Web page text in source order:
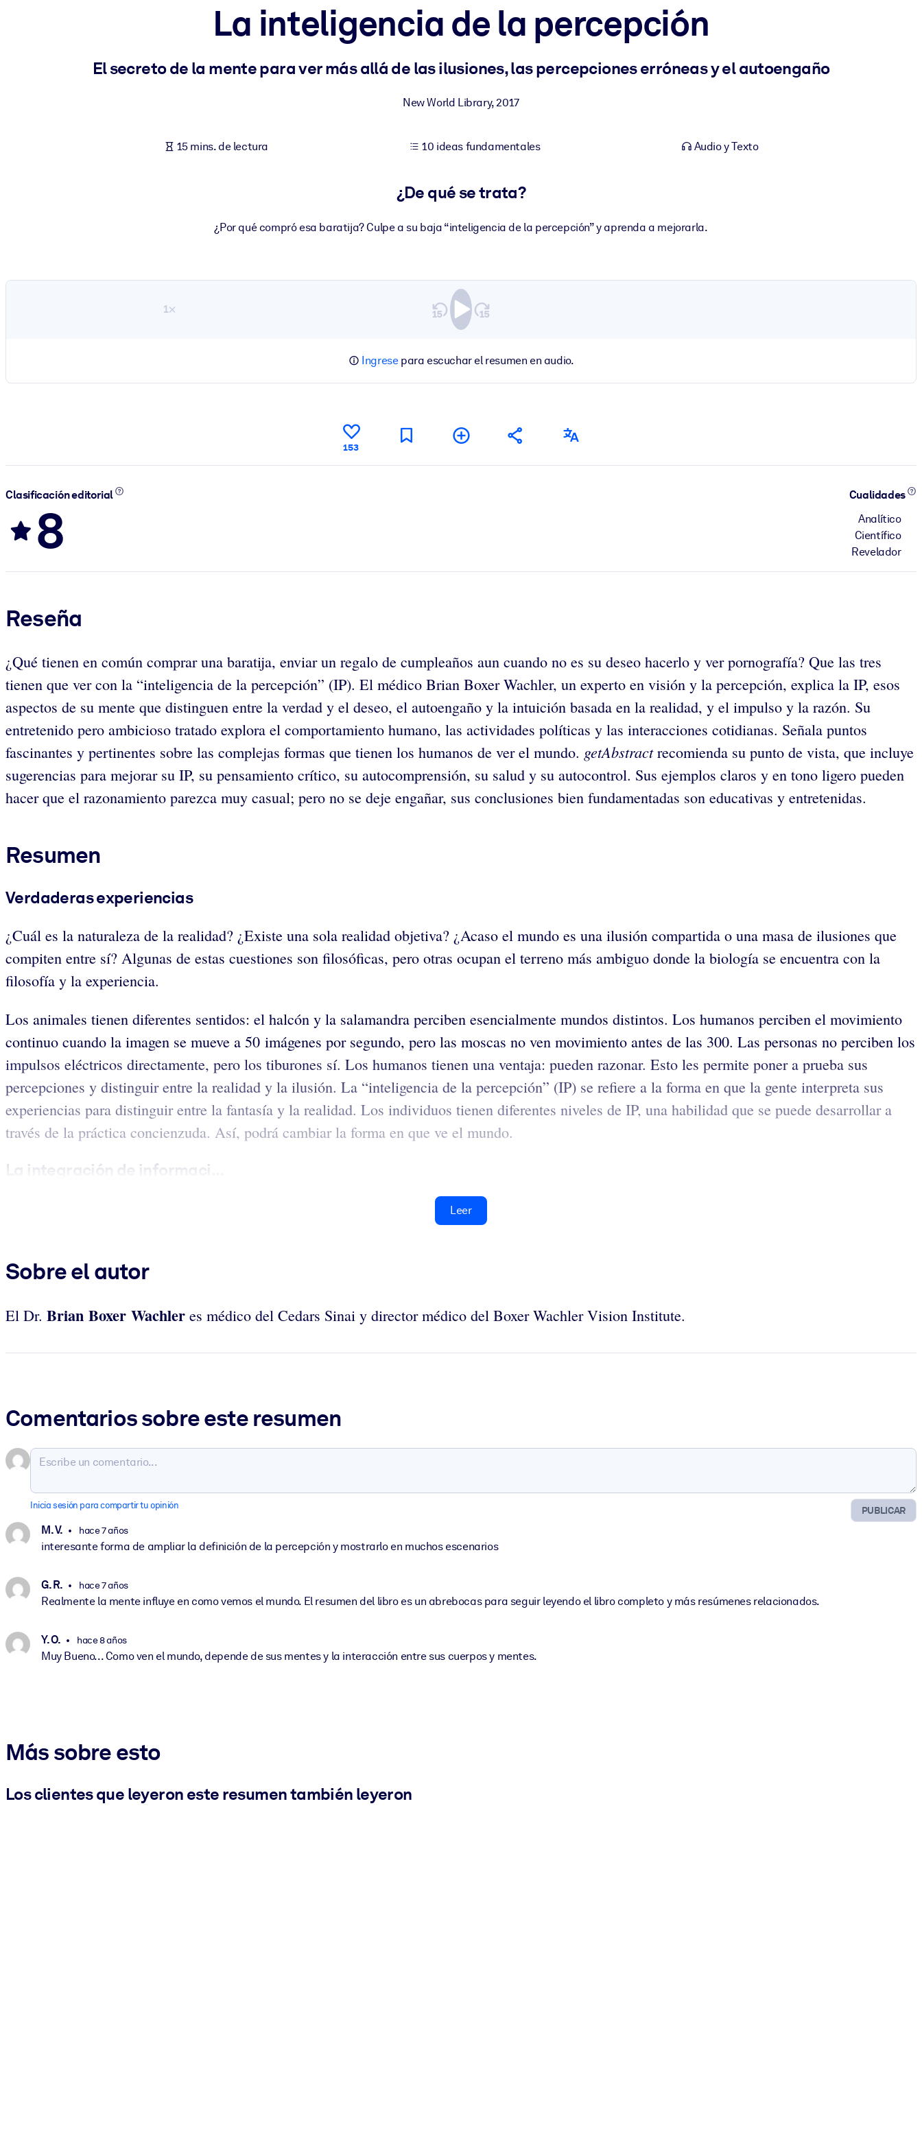
Para bibliotecas corporativas
Enriquezca su biblioteca corporativa con conocimientos empresariales confiables y listos para usar.
Alimente sus sistemas de IA con conocimientos fiables y estructurados para mejorar los resultados.
La inteligencia de la percepción
El secreto de la mente para ver más allá de las ilusiones, las percepciones erróneas y el autoengaño
New World Library,2017
15 mins. de lectura 10 ideas fundamentales Audio y Texto
¿De qué se trata?
¿Por qué compró esa baratija? Culpe a su baja “inteligencia de la percepción” y aprenda a mejorarla.
1×
Ingresepara escuchar el resumen en audio.
153
Clasificación editorial
8
Cualidades
Analítico
Científico
Revelador
Reseña
¿Qué tienen en común comprar una baratija, enviar un regalo de cumpleaños aun cuando no es su deseo hacerlo y ver pornografía? Que las tres
tienen que ver con la “inteligencia de la percepción” (IP). El médico Brian Boxer Wachler, un experto en visión y la percepción, explica la IP, esos
aspectos de su mente que distinguen entre la verdad y el deseo, el autoengaño y la intuición basada en la realidad, y el impulso y la razón. Su
entretenido pero ambicioso tratado explora el comportamiento humano, las actividades políticas y las interacciones cotidianas. Señala puntos
fascinantes y pertinentes sobre las complejas formas que tienen los humanos de ver el mundo. getAbstractrecomienda su punto de vista, que incluye
sugerencias para mejorar su IP, su pensamiento crítico, su autocomprensión, su salud y su autocontrol. Sus ejemplos claros y en tono ligero pueden
hacer que el razonamiento parezca muy casual; pero no se deje engañar, sus conclusiones bien fundamentadas son educativas y entretenidas.
Resumen
Verdaderas experiencias
¿Cuál es la naturaleza de la realidad? ¿Existe una sola realidad objetiva? ¿Acaso el mundo es una ilusión compartida o una masa de ilusiones que
compiten entre sí? Algunas de estas cuestiones son filosóficas, pero otras ocupan el terreno más ambiguo donde la biología se encuentra con la
filosofía y la experiencia.
Los animales tienen diferentes sentidos: el halcón y la salamandra perciben esencialmente mundos distintos. Los humanos perciben el movimiento
continuo cuando la imagen se mueve a 50 imágenes por segundo, pero las moscas no ven movimiento antes de las 300. Las personas no perciben los
impulsos eléctricos directamente, pero los tiburones sí. Los humanos tienen una ventaja: pueden razonar. Esto les permite poner a prueba sus
percepciones y distinguir entre la realidad y la ilusión. La “inteligencia de la percepción” (IP) se refiere a la forma en que la gente interpreta sus
experiencias para distinguir entre la fantasía y la realidad. Los individuos tienen diferentes niveles de IP, una habilidad que se puede desarrollar a
través de la práctica concienzuda. Así, podrá cambiar la forma en que ve el mundo.
La integración de informaci...
Leer
Sobre el autor
El Dr. Brian Boxer Wachler es médico del Cedars Sinai y director médico del Boxer Wachler Vision Institute.
Comentarios sobre este resumen
PUBLICAR
Inicia sesión para compartir tu opinión
M. V. hace 7 años
interesante forma de ampliar la definición de la percepción y mostrarlo en muchos escenarios
G. R. hace 7 años
Realmente la mente influye en como vemos el mundo. El resumen del libro es un abrebocas para seguir leyendo el libro completo y más resúmenes relacionados.
Y. O. hace 8 años
Muy Bueno... Como ven el mundo, depende de sus mentes y la interacción entre sus cuerpos y mentes.
Más sobre esto
Los clientes que leyeron este resumen también leyeron